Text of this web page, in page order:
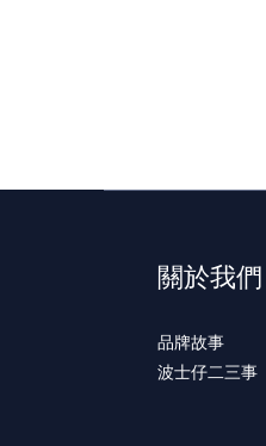
關於我們
品牌故事
波士仔二三事